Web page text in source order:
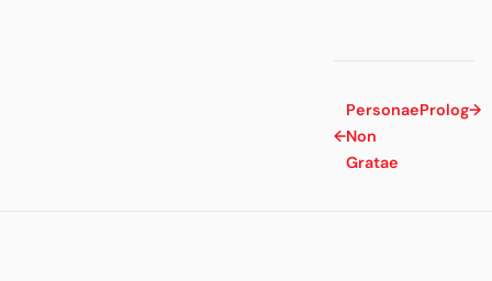
←
Personae
Non
Gratae
Prolog→